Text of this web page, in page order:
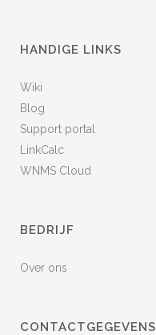
HANDIGE LINKS
Wiki
Blog
Support portal
LinkCalc
WNMS Cloud
BEDRIJF
Over ons
CONTACTGEGEVENS